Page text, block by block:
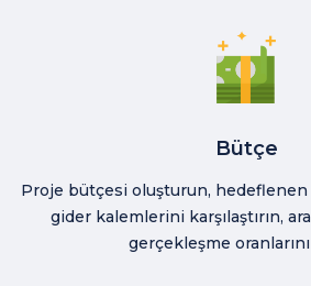
Bütçe
Proje bütçesi oluşturun,
gider kalemlerini karşılaştırın,
gerçekleşme